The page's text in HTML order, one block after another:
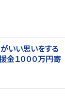
いい思いをする
１０００万円寄